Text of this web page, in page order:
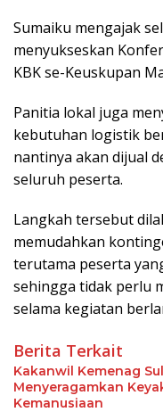
Sumaiku mengajak
menyukseskan
KBK se-Keuskupan
Panitia lokal juga
kebutuhan logistik
nantinya akan dijual
seluruh peserta.
Langkah tersebut
memudahkan
terutama peserta
sehingga tidak perlu
selama kegiatan
Berita Terkait
Kakanwil Kemenag
Menyeragamkan
Kemanusiaan